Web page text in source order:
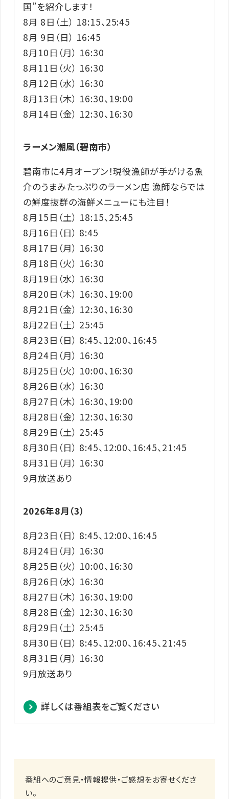
国”を紹介します！
8月 8日（土） 18:15、25:45
8月 9日（日） 16:45
8月10日（月） 16:30
8月11日（火） 16:30
8月12日（水） 16:30
8月13日（木） 16:30、19:00
8月14日（金） 12:30、16:30
ラーメン潮風（碧南市）
碧南市に4月オープン！現役漁師が手がける魚
介のうまみたっぷりのラーメン店 漁師ならでは
の鮮度抜群の海鮮メニューにも注目！
8月15日（土） 18:15、25:45
8月16日（日） 8:45
8月17日（月） 16:30
8月18日（火） 16:30
8月19日（水） 16:30
8月20日（木） 16:30、19:00
8月21日（金） 12:30、16:30
8月22日（土） 25:45
8月23日（日） 8:45、12:00、16:45
8月24日（月） 16:30
8月25日（火） 10:00、16:30
8月26日（水） 16:30
8月27日（木） 16:30、19:00
8月28日（金） 12:30、16:30
8月29日（土） 25:45
8月30日（日） 8:45、12:00、16:45、21:45
8月31日（月） 16:30
9月放送あり
2026年8月（3）
8月23日（日） 8:45、12:00、16:45
8月24日（月） 16:30
8月25日（火） 10:00、16:30
8月26日（水） 16:30
8月27日（木） 16:30、19:00
8月28日（金） 12:30、16:30
8月29日（土） 25:45
8月30日（日） 8:45、12:00、16:45、21:45
8月31日（月） 16:30
9月放送あり
詳しくは番組表をご覧ください
番組へのご意見・情報提供・ご感想をお寄せくださ
い。